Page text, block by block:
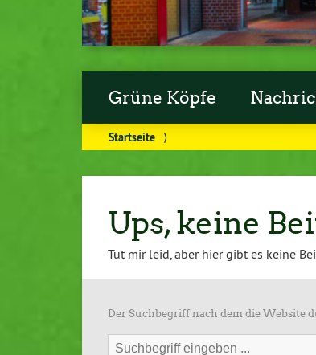
Grüne Köpfe
Startseite ⟩
Ups, keine
Tut mir leid, aber hier gibt es keine
Der Suchbegriff nach dem die Website